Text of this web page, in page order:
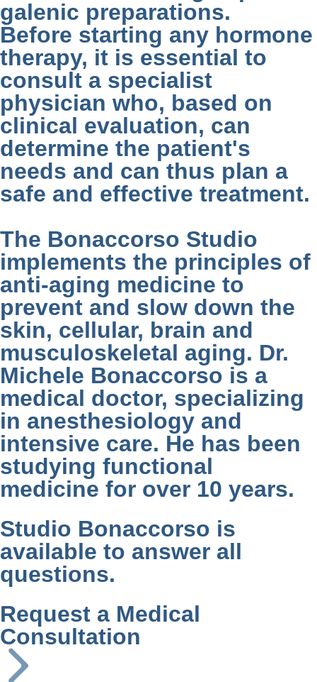
galenic preparations.
Before starting any hormone
therapy, it is essential to
consult a specialist
physician who, based on
clinical evaluation, can
determine the patient's
needs and can thus plan a
safe and effective treatment.
The Bonaccorso Studio
implements the principles of
anti-aging medicine to
prevent and slow down the
skin, cellular, brain and
musculoskeletal aging. Dr.
Michele Bonaccorso is a
medical doctor, specializing
in anesthesiology and
intensive care. He has been
studying functional
medicine for over 10 years.
Studio Bonaccorso is
available to answer all
questions.
Request a Medical
Consultation